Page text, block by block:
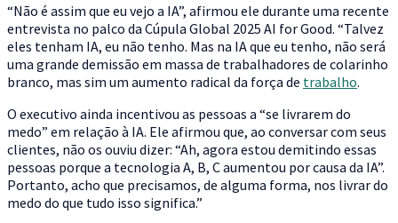
“Não é assim que eu vejo a IA”, afirmou ele durante uma recente
entrevista no palco da Cúpula Global 2025 AI for Good. “Talvez
eles tenham IA, eu não tenho. Mas na IA que eu tenho, não será
uma grande demissão em massa de trabalhadores de colarinho
branco, mas sim um aumento radical da força de trabalho.
O executivo ainda incentivou as pessoas a “se livrarem do
medo” em relação à IA. Ele afirmou que, ao conversar com seus
clientes, não os ouviu dizer: “Ah, agora estou demitindo essas
pessoas porque a tecnologia A, B, C aumentou por causa da IA”.
Portanto, acho que precisamos, de alguma forma, nos livrar do
medo do que tudo isso significa.”